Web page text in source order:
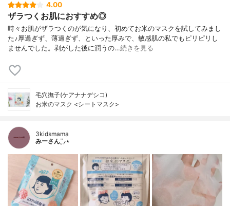
4.00
ザラつくお肌におすすめ◎
時々お肌がザラつくのが気になり、初めてお米のマスクを試してみまし
た♪厚過ぎず、薄過ぎず、といった厚みで、敏感肌の私でもピリピリし
ませんでした。剥がした後に潤うの…続きを見る
毛穴撫子(ケアナナデシコ)
お米のマスク <シートマスク>
3kidsmama
みーさん¨̮⸝⋆